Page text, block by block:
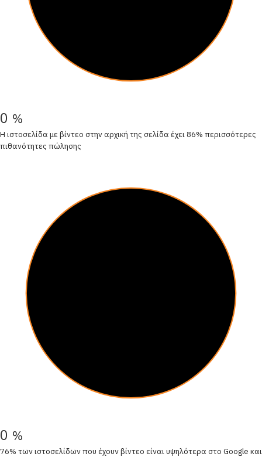
0 %
Η ιστοσελίδα με βίντεο στην αρχική της σελίδα έχει 86% περισσότερες
πιθανότητες πώλησης
0 %
76% των ιστοσελίδων που έχουν βίντεο είναι υψηλότερα στο Google και